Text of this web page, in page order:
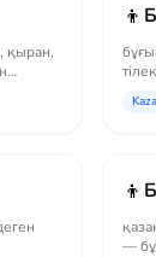
қыран,
👦
👦
—